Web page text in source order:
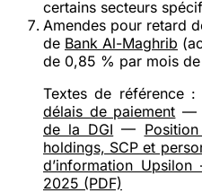
certains secteurs
Amendes pour retard
de Bank Al-Maghrib
de 0,85 % par mois
Textes de référence :
délais de paiement —
de la DGI —
holdings, SCP et
d’information
2025 (PDF)